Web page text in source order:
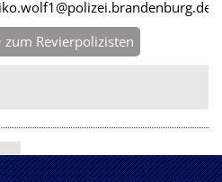
zum Revierpolizisten